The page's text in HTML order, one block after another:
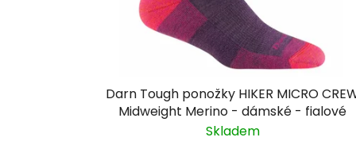
Darn Tough ponožky HIKER MICRO
Midweight Merino - dámské - fialové
Skladem